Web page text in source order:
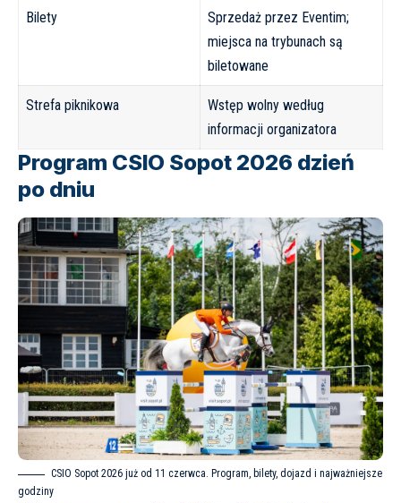
Bilety
Sprzedaż przez Eventim;
miejsca na trybunach są
biletowane
Strefa piknikowa
Wstęp wolny według
informacji organizatora
Program CSIO Sopot 2026 dzień
po dniu
CSIO Sopot 2026 już od 11 czerwca. Program, bilety, dojazd i najważniejsze
godziny